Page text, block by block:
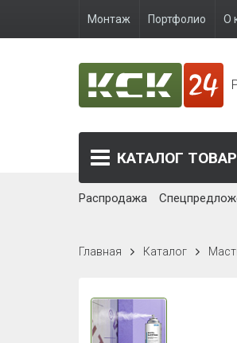
Монтаж Портфолио О
КАТАЛОГ
Распродажа
Главная Каталог